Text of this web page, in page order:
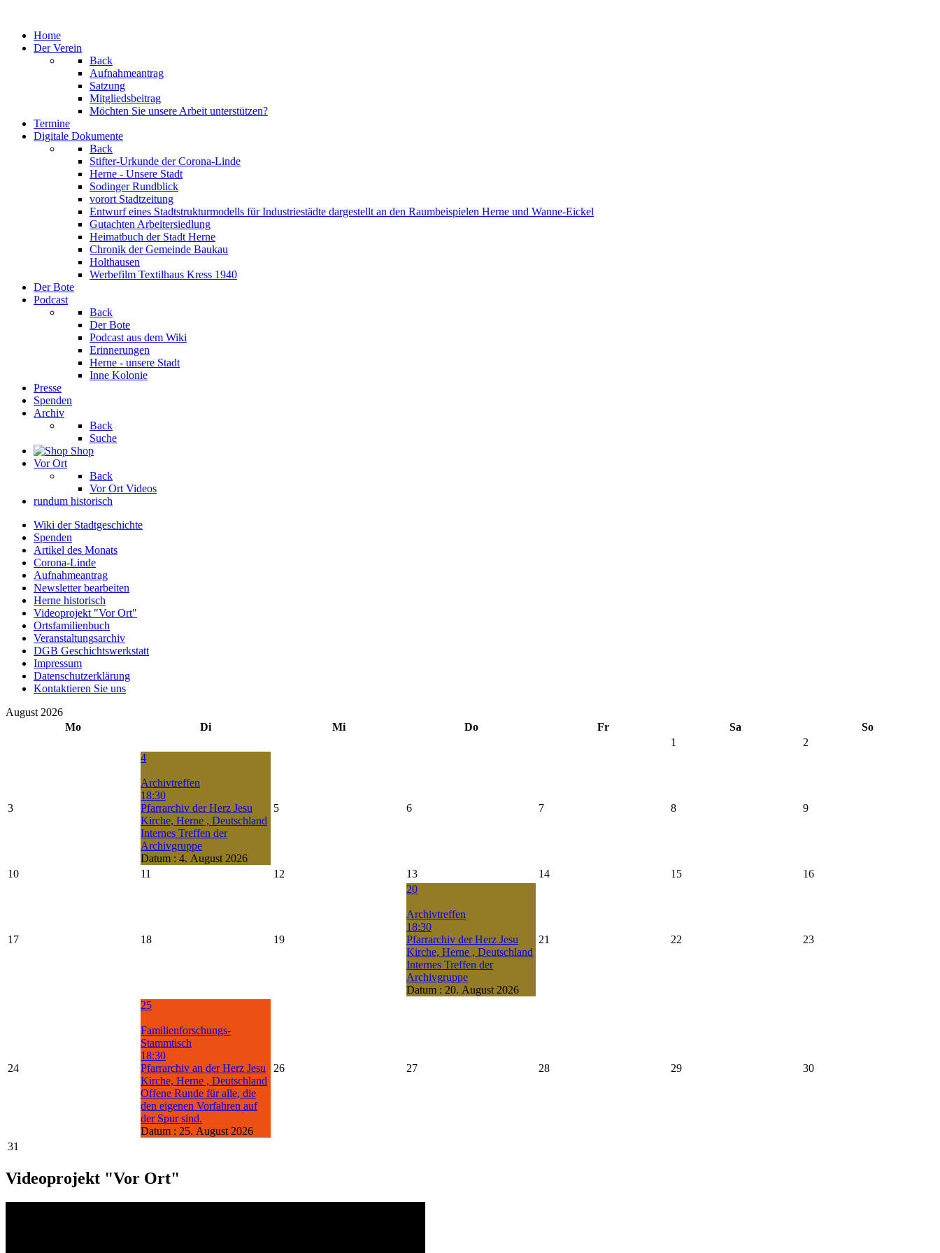
Home
Der Verein
Back
Aufnahmeantrag
Satzung
Mitgliedsbeitrag
Möchten Sie unsere Arbeit unterstützen?
Termine
Digitale Dokumente
Back
Stifter-Urkunde der Corona-Linde
Herne - Unsere Stadt
Sodinger Rundblick
vorort Stadtzeitung
Entwurf eines Stadtstrukturmodells für Industriestädte dargestellt an den Raumbeispielen Herne und Wanne-Eickel
Gutachten Arbeitersiedlung
Heimatbuch der Stadt Herne
Chronik der Gemeinde Baukau
Holthausen
Werbefilm Textilhaus Kress 1940
Der Bote
Podcast
Back
Der Bote
Podcast aus dem Wiki
Erinnerungen
Herne - unsere Stadt
Inne Kolonie
Presse
Spenden
Archiv
Back
Suche
Shop
Vor Ort
Back
Vor Ort Videos
rundum historisch
Wiki der Stadtgeschichte
Spenden
Artikel des Monats
Corona-Linde
Aufnahmeantrag
Newsletter bearbeiten
Herne historisch
Videoprojekt "Vor Ort"
Ortsfamilienbuch
Veranstaltungsarchiv
DGB Geschichtswerkstatt
Impressum
Datenschutzerklärung
Kontaktieren Sie uns
August 2026
Mo
Di Mi Do Fr Sa
So
1
2
3
4
Archivtreffen
18:30
Pfarrarchiv der Herz Jesu
Kirche, Herne , Deutschland
Internes Treffen der
Archivgruppe
Datum : 4. August 2026
5 6 7 8 9
10 11 12 13 14 15 16
17 18 19
20
Archivtreffen
18:30
Pfarrarchiv der Herz Jesu
Kirche, Herne , Deutschland
Internes Treffen der
Archivgruppe
Datum : 20. August 2026
21 22 23
24
25
Familienforschungs-
Stammtisch
18:30
Pfarrarchiv an der Herz Jesu
Kirche, Herne , Deutschland
Offene Runde für alle, die
den eigenen Vorfahren auf
der Spur sind.
Datum : 25. August 2026
26 27 28 29 30
31
Videoprojekt "Vor Ort"